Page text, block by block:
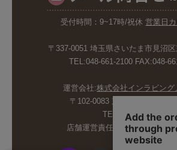
受付時間：9~17時/祝休営業日
〒337-0051 埼玉県さいたま市見沼
TEL:048-661-2100 FAX:048-
運営会社:株式会社インラビング
〒102-0083 東京都千代田区麹
TEL:03-6265-4986
店舗運営責任者:斉藤久美子